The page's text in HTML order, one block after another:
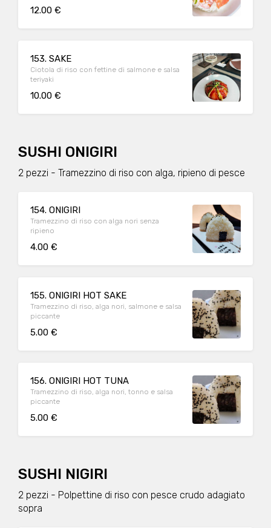
12.00 €
153. SAKE
Ciotola di riso con fettine di salmone e salsa
teriyaki
10.00 €
SUSHI ONIGIRI
2 pezzi - Tramezzino di riso con alga, ripieno di pesce
154. ONIGIRI
Tramezzino di riso con alga nori senza
ripieno
4.00 €
155. ONIGIRI HOT SAKE
Tramezzino di riso, alga nori, salmone e salsa
piccante
5.00 €
156. ONIGIRI HOT TUNA
Tramezzino di riso, alga nori, tonno e salsa
piccante
5.00 €
SUSHI NIGIRI
2 pezzi - Polpettine di riso con pesce crudo adagiato
sopra